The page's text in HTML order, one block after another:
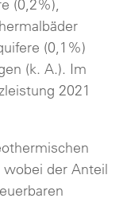
(0,2%),
(0,1%)
(k. A.). Im
2021
der Anteil